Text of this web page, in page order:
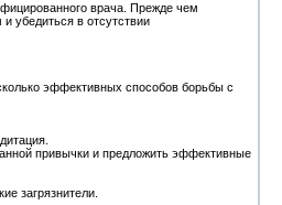
врача. Прежде чем
убедиться в отсутствии
эффективных способов борьбы с
привычки и предложить эффективные
загрязнители.